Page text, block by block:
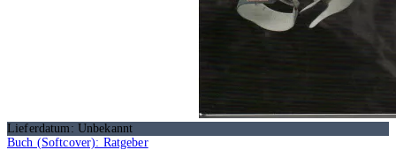
Lieferdatum: Unbekannt
Buch (Softcover): Ratgeber